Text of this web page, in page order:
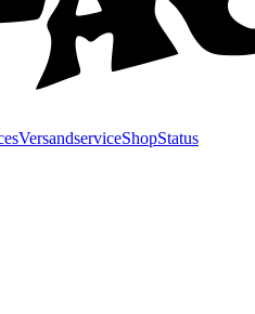
VersandserviceShopStatus